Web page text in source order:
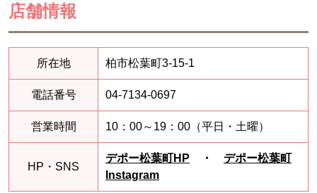
店舗情報
所在地 柏市松葉町3-15-1
電話番号 04-7134-0697
営業時間 10：00～19：00（平日・土曜）
HP・SNS
デポー松葉町HP ・ デポー松葉町
Instagram